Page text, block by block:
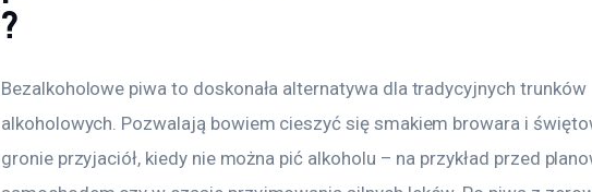
?
Bezalkoholowe piwa to doskonała alternatywa dla tradycyjnych trunków
alkoholowych. Pozwalają bowiem cieszyć się smakiem browara i
gronie przyjaciół, kiedy nie można pić alkoholu – na przykład przed